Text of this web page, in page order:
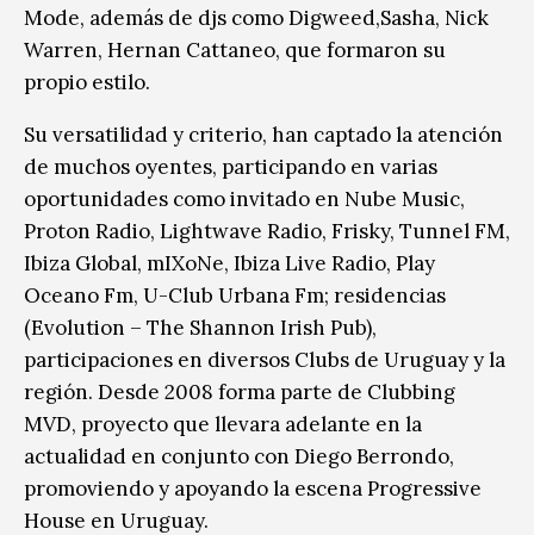
Mode, además de djs como Digweed,Sasha, Nick
Warren, Hernan Cattaneo, que formaron su
propio estilo.
Su versatilidad y criterio, han captado la atención
de muchos oyentes, participando en varias
oportunidades como invitado en Nube Music,
Proton Radio, Lightwave Radio, Frisky, Tunnel FM,
Ibiza Global, mIXoNe, Ibiza Live Radio, Play
Oceano Fm, U-Club Urbana Fm; residencias
(Evolution – The Shannon Irish Pub),
participaciones en diversos Clubs de Uruguay y la
región. Desde 2008 forma parte de Clubbing
MVD, proyecto que llevara adelante en la
actualidad en conjunto con Diego Berrondo,
promoviendo y apoyando la escena Progressive
House en Uruguay.